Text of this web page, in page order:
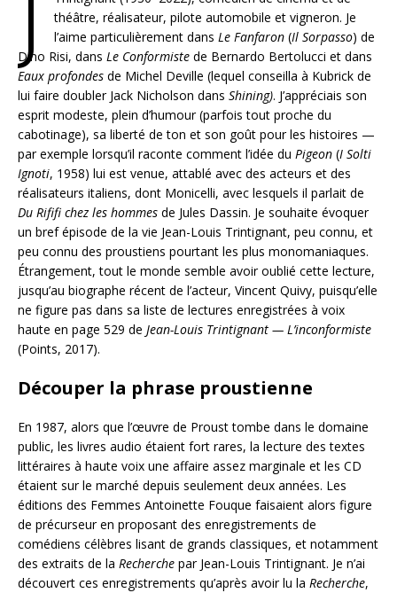
théâtre, réalisateur, pilote automobile et vigneron. Je
l’aime particulièrement dans Le Fanfaron (Il Sorpasso) de
Dino Risi, dans Le Conformiste de Bernardo Bertolucci et dans
Eaux profondes de Michel Deville (lequel conseilla à Kubrick de
lui faire doubler Jack Nicholson dans Shining). J’appréciais son
esprit modeste, plein d’humour (parfois tout proche du
cabotinage), sa liberté de ton et son goût pour les histoires —
par exemple lorsqu’il raconte comment l’idée du Pigeon (I Solti
Ignoti, 1958) lui est venue, attablé avec des acteurs et des
réalisateurs italiens, dont Monicelli, avec lesquels il parlait de
Du Rififi chez les hommes de Jules Dassin. Je souhaite évoquer
un bref épisode de la vie Jean-Louis Trintignant, peu connu, et
peu connu des proustiens pourtant les plus monomaniaques.
Étrangement, tout le monde semble avoir oublié cette lecture,
jusqu’au biographe récent de l’acteur, Vincent Quivy, puisqu’elle
ne figure pas dans sa liste de lectures enregistrées à voix
haute en page 529 de Jean-Louis Trintignant — L’inconformiste
(Points, 2017).
Découper la phrase proustienne
En 1987, alors que l’œuvre de Proust tombe dans le domaine
public, les livres audio étaient fort rares, la lecture des textes
littéraires à haute voix une affaire assez marginale et les CD
étaient sur le marché depuis seulement deux années. Les
éditions des Femmes Antoinette Fouque faisaient alors figure
de précurseur en proposant des enregistrements de
comédiens célèbres lisant de grands classiques, et notamment
des extraits de la Recherche par Jean-Louis Trintignant. Je n’ai
découvert ces enregistrements qu’après avoir lu la Recherche,